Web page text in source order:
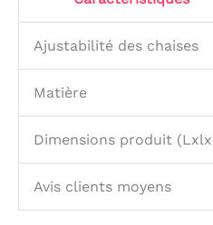
la
un
Et
Ajustabilité des chaises
Matière
Dimensions produit
Avis clients moyens